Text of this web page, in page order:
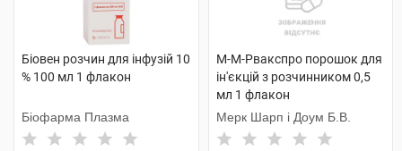
Біовен розчин для інфузій 10
% 100 мл 1 флакон
Біофарма Плазма
М-М-Рвакспро порошок для
ін'єкцій з розчинником 0,5
мл 1 флакон
Мерк Шарп і Доум Б.В.